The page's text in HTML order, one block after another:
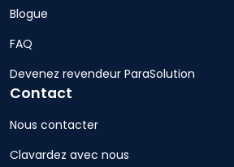
Blogue
FAQ
Devenez revendeur ParaSolution
Contact
Nous contacter
Clavardez avec nous